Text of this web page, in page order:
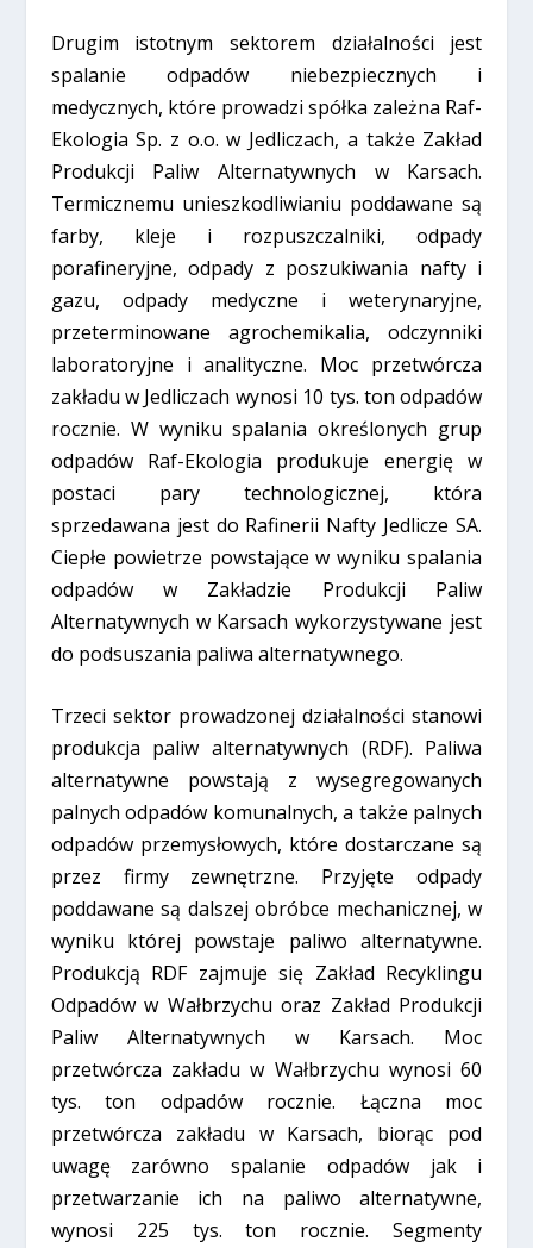
Drugim istotnym sektorem działalności jest
spalanie odpadów niebezpiecznych i
medycznych, które prowadzi spółka zależna Raf-
Ekologia Sp. z o.o. w Jedliczach, a także Zakład
Produkcji Paliw Alternatywnych w Karsach.
Termicznemu unieszkodliwianiu poddawane są
farby, kleje i rozpuszczalniki, odpady
porafineryjne, odpady z poszukiwania nafty i
gazu, odpady medyczne i weterynaryjne,
przeterminowane agrochemikalia, odczynniki
laboratoryjne i analityczne. Moc przetwórcza
zakładu w Jedliczach wynosi 10 tys. ton odpadów
rocznie. W wyniku spalania określonych grup
odpadów Raf-Ekologia produkuje energię w
postaci pary technologicznej, która
sprzedawana jest do Rafinerii Nafty Jedlicze SA.
Ciepłe powietrze powstające w wyniku spalania
odpadów w Zakładzie Produkcji Paliw
Alternatywnych w Karsach wykorzystywane jest
do podsuszania paliwa alternatywnego.
Trzeci sektor prowadzonej działalności stanowi
produkcja paliw alternatywnych (RDF). Paliwa
alternatywne powstają z wysegregowanych
palnych odpadów komunalnych, a także palnych
odpadów przemysłowych, które dostarczane są
przez firmy zewnętrzne. Przyjęte odpady
poddawane są dalszej obróbce mechanicznej, w
wyniku której powstaje paliwo alternatywne.
Produkcją RDF zajmuje się Zakład Recyklingu
Odpadów w Wałbrzychu oraz Zakład Produkcji
Paliw Alternatywnych w Karsach. Moc
przetwórcza zakładu w Wałbrzychu wynosi 60
tys. ton odpadów rocznie. Łączna moc
przetwórcza zakładu w Karsach, biorąc pod
uwagę zarówno spalanie odpadów jak i
przetwarzanie ich na paliwo alternatywne,
wynosi 225 tys. ton rocznie. Segmenty